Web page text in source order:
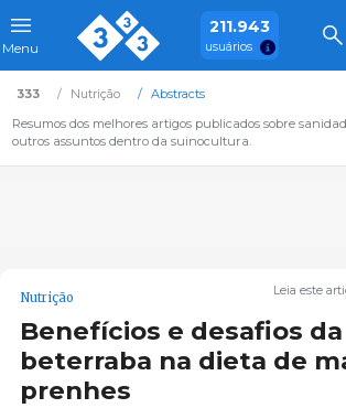
Menu
211.943
usuários
333 Nutrição
Abstracts
Resumos dos melhores artigos publicados sobre
outros assuntos dentro da suinocultura.
Leia este
Nutrição
Benefícios e desafios
beterraba na dieta de
prenhes